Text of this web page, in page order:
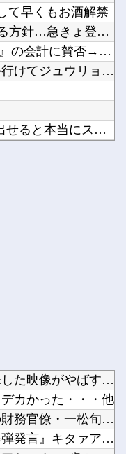
Powered by livedoor 相互RSS
て早くもお酒解禁
DeNA、若松尚輝も登録抹消する方針…急きょ登板で、4回2/...
【炎上】 居酒屋『6人で4939円』の会計に賛否→なんG民の...
個人馬主のアロヒアリイが海外行けてジュウリョクピエ□が何故行...
【艦これ】 E5までフランス艦出せると本当にスゴいよね
【恐怖】手術中に熊本地震直撃した映像がやばすぎ・・・他
カかった・・・他
【速報】高市政権、エース級の財務官僚・一松旬氏を左遷「彼は協...
【速報】影山優佳（25）、『爆弾発言』キタァアアアアアーーー...